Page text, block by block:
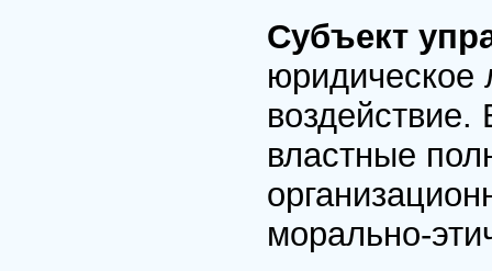
Субъект
юридическое
властные
морально-